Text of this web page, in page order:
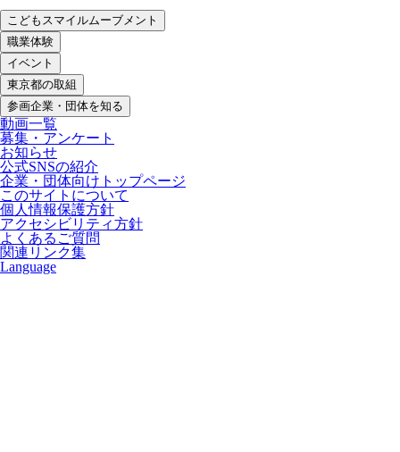
こどもスマイルムーブメント
職業体験
イベント
東京都の取組
参画企業・団体を知る
動画一覧
募集・アンケート
お知らせ
公式SNSの紹介
企業・団体向けトップページ
このサイトについて
個人情報保護方針
アクセシビリティ方針
よくあるご質問
関連リンク集
Language